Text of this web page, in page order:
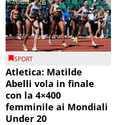
SPORT
Atletica: Matilde
Abelli vola in finale
con la 4×400
femminile ai Mondiali
Under 20